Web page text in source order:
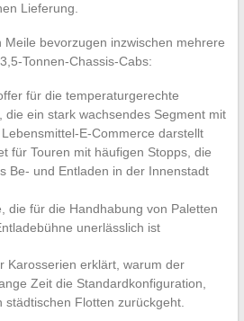
Lieferung.
bevorzugen inzwischen mehrere
Tonnen-Chassis-Cabs:
für die temperaturgerechte
die ein stark wachsendes Segment mit
E-Commerce darstellt
für Touren mit häufigen Stopps, die
Be- und Entladen in der Innenstadt
die für die Handhabung von Paletten
unerlässlich ist
Karosserien erklärt, warum der
Zeit die Standardkonfiguration,
städtischen Flotten zurückgeht.